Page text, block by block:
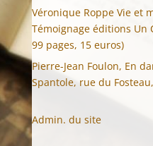
Véronique Roppe Vie et
Témoignage éditions Un
99 pages, 15 euros)
Pierre-Jean Foulon, En
Spantole, rue du
Admin. du site